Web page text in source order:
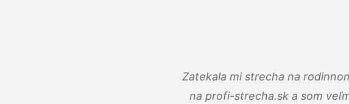
Zatekala mi strecha na
na profi-strecha.sk a som